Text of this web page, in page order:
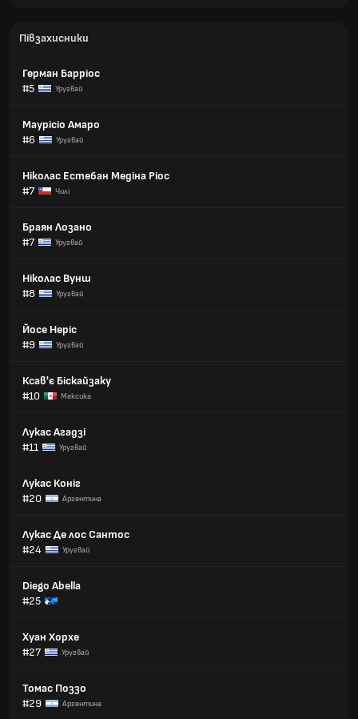
Півзахисники
Герман Барріос
#5
Уругвай
Маурісіо Амаро
#6
Уругвай
Ніколас Естебан Медіна Ріос
#7
Чилі
Браян Лозано
#7
Уругвай
Ніколас Вунш
#8
Уругвай
Йосе Неріс
#9
Уругвай
Ксав'є Біскайзаку
#10
Мексика
Лукас Агадзі
#11
Уругвай
Лукас Коніг
#20
Аргентина
Лукас Де лос Сантос
#24
Уругвай
Diego Abella
#25
Хуан Хорхе
#27
Уругвай
Томас Поззо
#29
Аргентина